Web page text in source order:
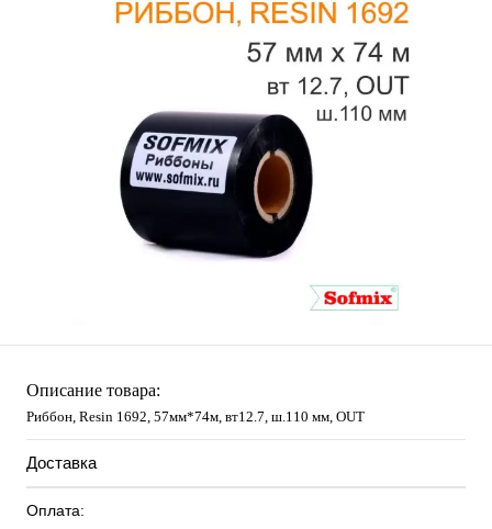
Описание товара:
Риббон, Resin 1692, 57мм*74м, вт12.7, ш.110 мм, OUT
Доставка
Оплата: